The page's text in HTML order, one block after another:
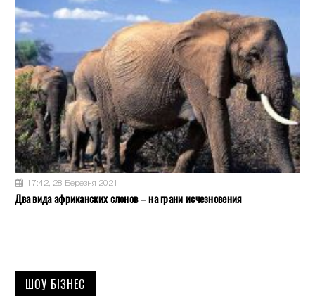
17:42, 28 Березня 2021
Два вида африканских слонов – на грани исчезновения
ШОУ-БІЗНЕС